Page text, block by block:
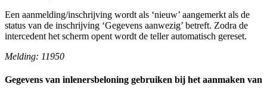
Een aanmelding/inschrijving wordt als ‘nieuw’ aangemerkt als de
status van de inschrijving ‘Gegevens aanwezig’ betreft. Zodra de
intercedent het scherm opent wordt de teller automatisch gereset.
Melding: 11950
Gegevens van inlenersbeloning gebruiken bij het aanmaken van